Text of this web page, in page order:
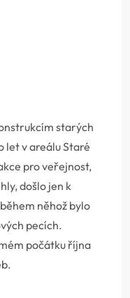
starých
let v areálu Staré
pro veřejnost,
došlo jen k
něhož bylo
pecích.
počátku října